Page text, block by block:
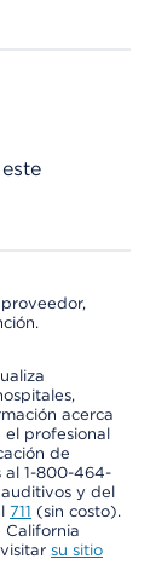
acerca
el profesional
de
al 1-800-464-
y del
711 (sin costo).
California
su sitio